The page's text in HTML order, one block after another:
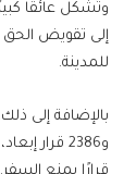
وتُشكل عائقًا
إلى تقويض الحق
للمدينة.